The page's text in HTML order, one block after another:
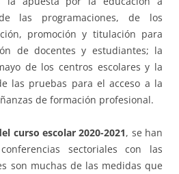
las programaciones, de los
promoción y titulación para
de docentes y estudiantes; la
de los centros escolares y la
las pruebas para el acceso a la
de formación profesional.
curso escolar 2020-2021, se han
sectoriales con las
son muchas de las medidas que